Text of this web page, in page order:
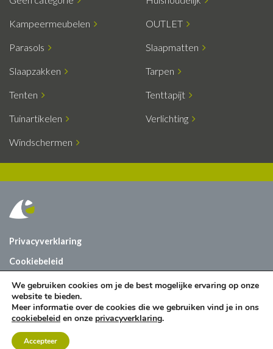
Kampeermeubelen OUTLET
Parasols Slaapmatten
Slaapzakken Tarpen
Tenten Tenttapijt
Tuinartikelen Verlichting
Windschermen
Privacyverklaring
Cookiebeleid
Vacatures
Contact
We gebruiken cookies om je de best mogelijke ervaring op onze
website te bieden.
Meer informatie over de cookies die we gebruiken vind je in ons
cookiebeleid en onze privacyverklaring.
Accepteer